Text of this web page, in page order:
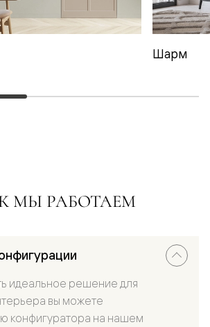
Шарм
МЫ РАБОТАЕМ
идеальное решение для
вы можете
конфигуратора на нашем